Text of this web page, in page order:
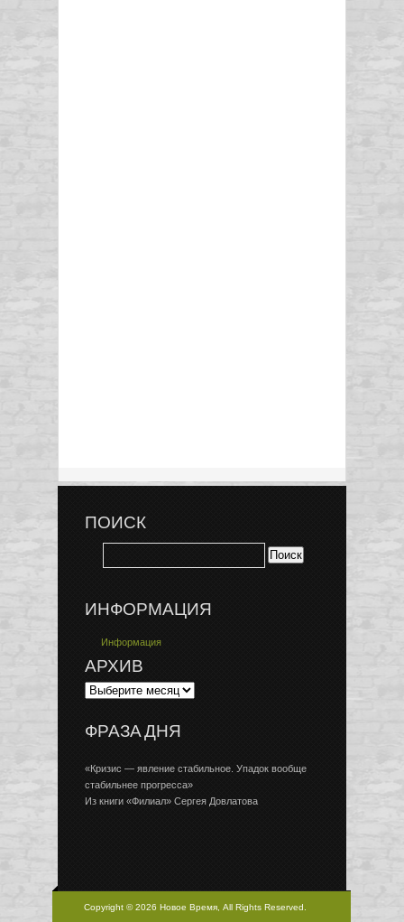
ПОИСК
ИНФОРМАЦИЯ
Информация
АРХИВ
ФРАЗА ДНЯ
«Кризис — явление стабильное. Упадок вообще
стабильнее прогресса»
Из книги «Филиал» Сергея Довлатова
Copyright © 2026 Новое Время, All Rights Reserved.